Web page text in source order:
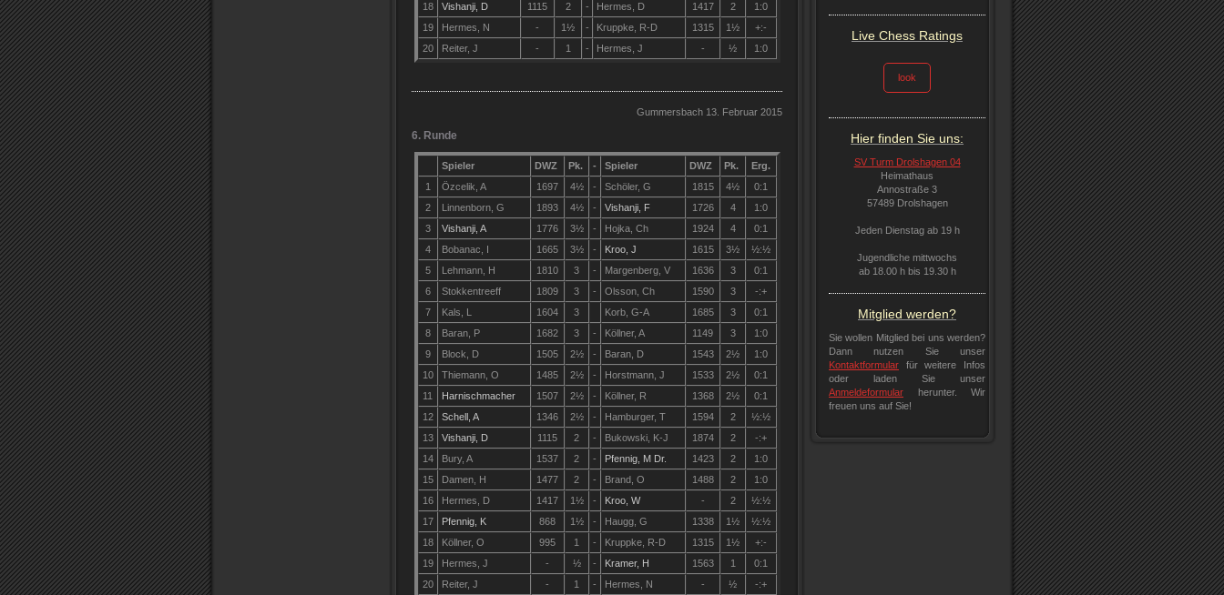
18
Vishanji, D 1115 2 - Hermes, D 1417 2 1 :0
19
Hermes, N - 1½ - Kruppke, R-D 1315 1½
+:-
20
Reiter, J - 1 - Hermes, J - ½ 1 :0
Gummersbach 13. Februar 2015
6. Runde
Spieler DWZ Pk. - Spieler DWZ Pk.
Erg.
1
Özcelik, A 1697 4½ - Schöler, G 1815 4½ 0:1
2
Linnenborn, G 1893 4½ - Vishanji, F 1726 4 1 :0
3
Vishanji, A 1776 3½ - Hojka, Ch 1924 4 0:1
4
Bobanac, I 1665 3½ - Kroo, J 1615 3½ ½:½
5
Lehmann, H 1810 3 - Margenberg, V 1636 3 0:1
6
Stokkentreeff 1809 3 - Olsson, Ch 1590 3 -:+
7
Kals, L 1604 3 Korb, G-A 1685 3 0:1
8
Baran, P 1682 3 - Köllner, A 1149 3 1 :0
9
Block, D 1505 2½ - Baran, D 1543 2½ 1 :0
10
Thiemann, O 1485 2½ - Horstmann, J 1533 2½ 0:1
11
Harnischmacher 1507 2½ - Köllner, R 1368 2½ 0:1
12
Schell, A 1346 2½ - Hamburger, T 1594 2 ½:½
13
Vishanji, D 1115 2 - Bukowski, K-J 1874 2
-:+
14
Bury, A 1537 2 - Pfennig, M Dr. 1423 2 1 :0
15
Damen, H 1477 2 - Brand, O 1488 2 1 :0
16
Hermes, D 1417 1½ - Kroo, W - 2 ½:½
17
Pfennig, K 868 1½ - Haugg, G 1338 1½ ½:½
18
Köllner, O 995 1 - Kruppke, R-D 1315 1½
+:-
19
Hermes, J - ½ - Kramer, H 1563 1 0:1
20
Reiter, J - 1 - Hermes, N - ½ -:+
Live Chess Ratings
look
Hier finden Sie uns:
SV Turm Drolshagen 04
Heimathaus
Annostraße 3
57489 Drolshagen
Jeden Dienstag ab 19 h
Jugendliche mittwochs
ab 18.00 h bis 19.30 h
Mitglied werden?
Sie wollen Mitglied bei uns werden?
Dann nutzen Sie unser
Kontaktformular für weitere Infos
oder laden Sie unser
Anmeldeformular herunter. Wir
freuen uns auf Sie!